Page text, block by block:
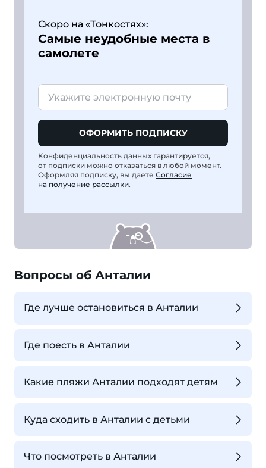
Скоро на «Тонкостях»:
Самые неудобные места в
самолете
ОФОРМИТЬ ПОДПИСКУ
Конфиденциальность данных гарантируется,
от подписки можно отказаться в любой момент.
Оформляя подписку, вы даете Согласие
на получение рассылки.
Вопросы об Анталии
Где лучше остановиться в Анталии
Где поесть в Анталии
Какие пляжи Анталии подходят детям
Куда сходить в Анталии с детьми
Что посмотреть в Анталии